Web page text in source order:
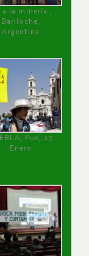
a la minería ,
Bariloche,
Argentina
Pue, 27
Enero